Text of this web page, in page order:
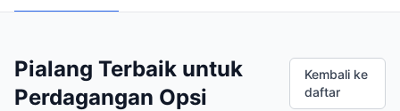
Pialang Terbaik untuk
Perdagangan Opsi
Kembali ke
daftar